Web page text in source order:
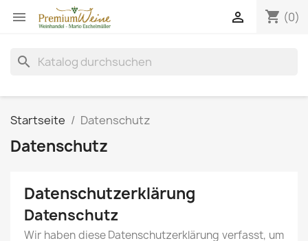
 shopping_cart (0)

search
Startseite Datenschutz
Datenschutz
Datenschutzerklärung
Datenschutz
Wir haben diese Datenschutzerklärung verfasst, um